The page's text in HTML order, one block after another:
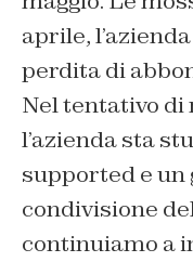
aprile,
perdita di
Nel tentativo di
l’azienda sta
supported e un
condivisione
continuiamo a